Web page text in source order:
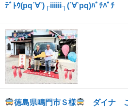
ﾃﾞﾄｳ(pq´∀`)┌iiiiii┐(´∀`pq)ﾊﾟﾁﾊﾟﾁ
徳島県鳴門市Ｓ様
ダイナ ご